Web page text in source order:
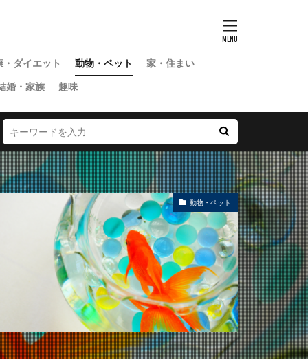
・ダイエット 動物・ペット
家・住まい
婚・家族 趣味
動物・ペット